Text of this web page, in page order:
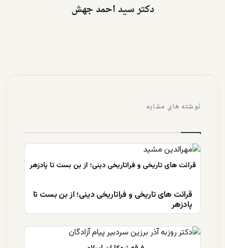
دکتر سید احمد جهش
نوشته های مشابه
قرائت های تاریخی و فراتاریخی دینی؛ از بن بست تا
پادزهر